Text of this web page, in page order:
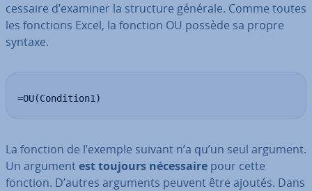
ces­saire d’examiner la structure générale. Comme toutes
les fonctions Excel, la fonction OU possède sa propre
syntaxe.
=OU(Condition1)
La fonction de l’exemple suivant n’a qu’un seul argument.
Un argumentest toujours né­ces­saire pour cette
fonction. D’autres arguments peuvent être ajoutés. Dans